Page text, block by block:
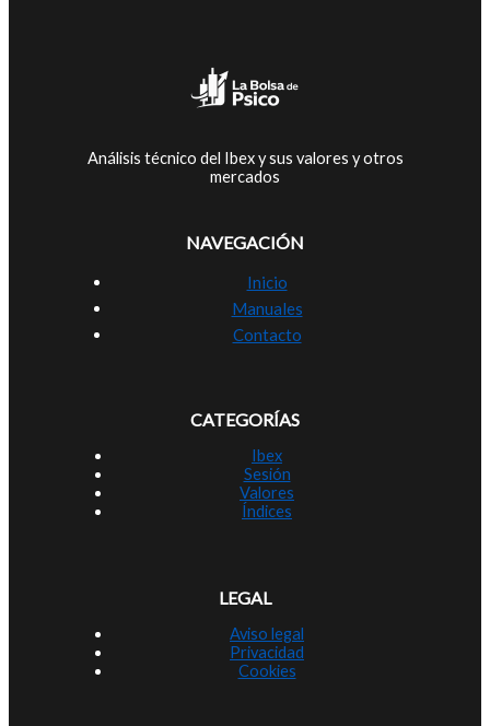
Análisis técnico del Ibex y sus valores y otros
mercados
NAVEGACIÓN
Inicio
Manuales
Contacto
CATEGORÍAS
Ibex
Sesión
Valores
Índices
LEGAL
Aviso legal
Privacidad
Cookies